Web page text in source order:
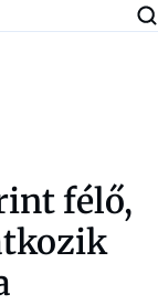
félő,